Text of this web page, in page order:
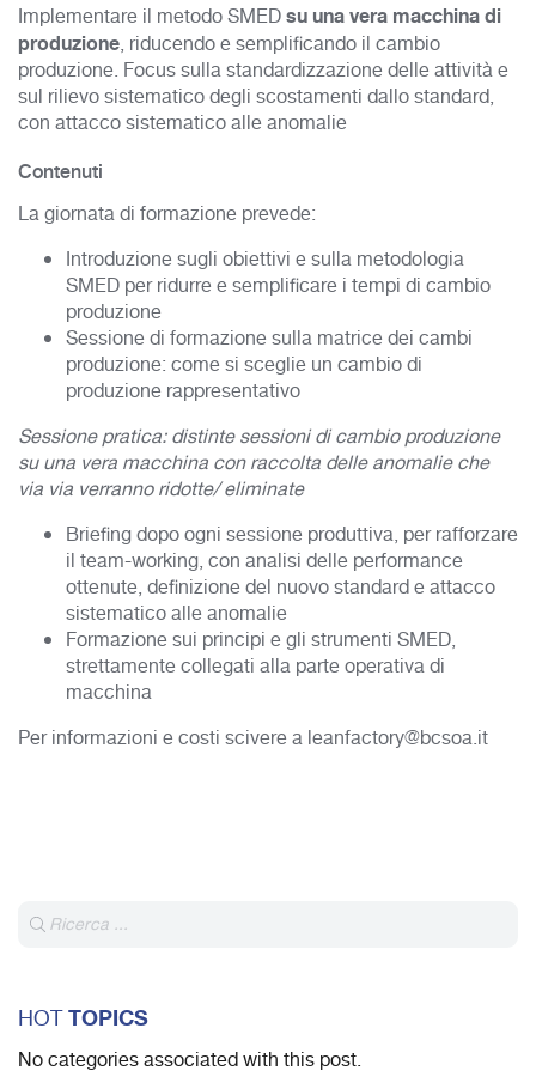
Implementare il metodo SMEDsu una vera macchina di
produzione, riducendo e semplificando il cambio
produzione. Focus sulla standardizzazione delle attività e
sul rilievo sistematico degli scostamenti dallo standard,
con attacco sistematico alle anomalie
Contenuti
La giornata di formazione prevede:
Introduzione sugli obiettivi e sulla metodologia
SMED per ridurre e semplificare i tempi di cambio
produzione
Sessione di formazione sulla matrice dei cambi
produzione: come si sceglie un cambio di
produzione rappresentativo
Sessione pratica: distinte sessioni di cambio produzione
su una vera macchina con raccolta delle anomalie che
via via verranno ridotte/ eliminate
Briefing dopo ogni sessione produttiva, per rafforzare
il team-working, con analisi delle performance
ottenute, definizione del nuovo standard e attacco
sistematico alle anomalie
Formazione sui principi e gli strumenti SMED,
strettamente collegati alla parte operativa di
macchina
Per informazioni e costi scivere a leanfactory@bcsoa.it
HOTTOPICS
No categories associated with this post.